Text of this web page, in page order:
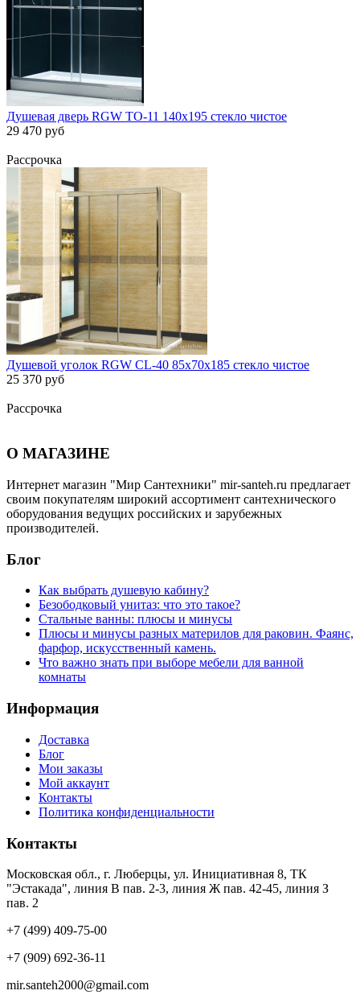
Душевая дверь RGW TO-11 140х195 стекло чистое
29 470 руб
Рассрочка
Душевой уголок RGW CL-40 85х70х185 стекло чистое
25 370 руб
Рассрочка
О МАГАЗИНЕ
Интернет магазин "Мир Сантехники" mir-santeh.ru предлагает
своим покупателям широкий ассортимент сантехнического
оборудования ведущих российских и зарубежных
производителей.
Блог
Как выбрать душевую кабину?
Безободковый унитаз: что это такое?
Стальные ванны: плюсы и минусы
Плюсы и минусы разных материлов для раковин. Фаянс,
фарфор, искусственный камень.
Что важно знать при выборе мебели для ванной
комнаты
Информация
Доставка
Блог
Мои заказы
Мой аккаунт
Контакты
Политика конфиденциальности
Контакты
Московская обл., г. Люберцы, ул. Инициативная 8, ТК
"Эстакада", линия В пав. 2-3, линия Ж пав. 42-45, линия З
пав. 2
+7 (499) 409-75-00
+7 (909) 692-36-11
mir.santeh2000@gmail.com